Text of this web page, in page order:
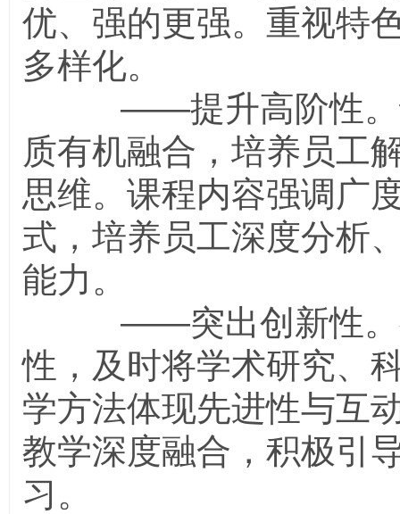
优、强的更强。重视特
多样化。
——提升高阶性。
质有机融合，培养员工
思维。课程内容强调广
式，培养员工深度分析
能力。
——突出创新性。
性，及时将学术研究、
学方法体现先进性与互
教学深度融合，积极引
习。